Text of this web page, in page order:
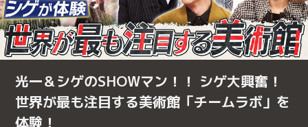
光一＆シゲのSHOWマン！！ シゲ大興奮！
世界が最も注目する美術館「チームラボ」を
体験！